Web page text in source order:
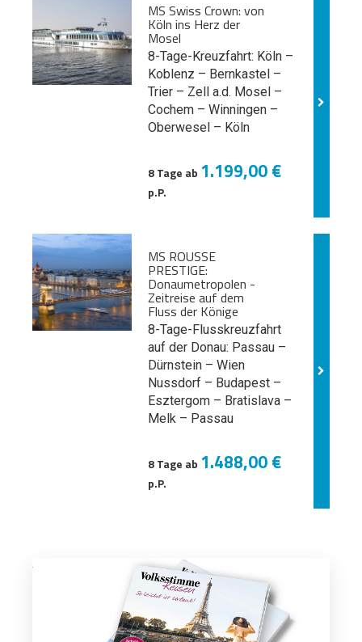
MS Swiss Crown: von
Köln ins Herz der
Mosel
8-Tage-Kreuzfahrt: Köln –
Koblenz – Bernkastel –
Trier – Zell a.d. Mosel –
Cochem – Winningen –
Oberwesel – Köln
8 Tage ab 1.199,00 €
p.P.
MS ROUSSE
PRESTIGE:
Donaumetropolen -
Zeitreise auf dem
Fluss der Könige
8-Tage-Flusskreuzfahrt
auf der Donau: Passau –
Dürnstein – Wien
Nussdorf – Budapest –
Esztergom – Bratislava –
Melk – Passau
8 Tage ab 1.488,00 €
p.P.